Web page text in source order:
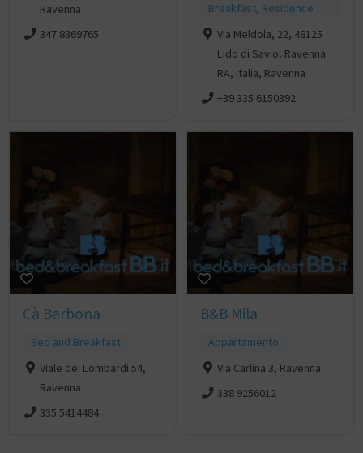
Ravenna
347 8369765
Breakfast, Residence
Via Meldola, 22, 48125
Lido di Savio, Ravenna
RA, Italia, Ravenna
+39 335 6150392
Cà Barbona
Bed and Breakfast
Viale dei Lombardi 54,
Ravenna
335 5414484
B&B Mila
Appartamento
Via Carlina 3, Ravenna
338 9256012